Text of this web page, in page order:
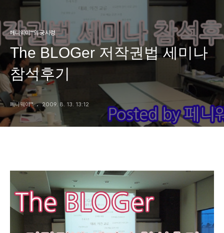
페니웨이™의 궁시렁
The BLOGer 저작권법 세미나
참석후기
페니웨이™ 2009. 8. 13. 13:12